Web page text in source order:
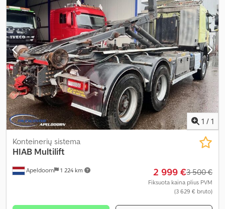
1 / 1
Apeldoorn 1 224 km
Konteinerių sistema
HIAB Multilift
2 999 €3 500 €
Fiksuota kaina plius PVM
(3 629 € bruto)